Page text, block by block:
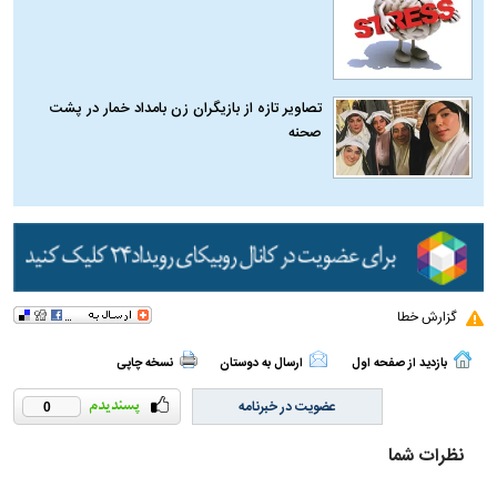
تصاویر تازه از بازیگران زن بامداد خمار در پشت
صحنه
گزارش خطا
بازدید از صفحه اول ارسال به دوستان نسخه چاپی
0 عضویت در خبرنامه
نظرات شما